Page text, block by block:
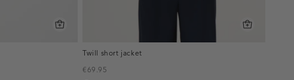
Twill short jacket
€69.95